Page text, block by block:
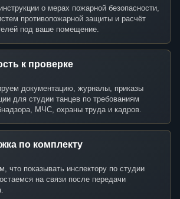
о мерах пожарной безопасности,
противопожарной защиты и расчёт
под ваше помещение.
к проверке
документацию, журналы, приказы
для студии танцев по требованиям
МЧС, охраны труда и кадров.
по комплекту
что показывать инспектору по студии
на связи после передачи